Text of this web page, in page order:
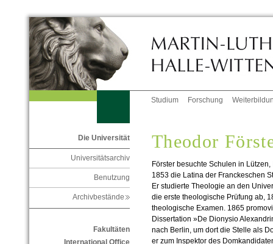
Studium Forschung
Die Universität
Universitätsarchiv
Benutzung
Archivbestände
Fakultäten
Theodor
Förster besuchte Schulen in
1853 die Latina der Franckeschen
Er studierte Theologie an den
die erste theologische Prüfung ab,
theologische Examen. 1865
Dissertation »De Dionysio
nach Berlin, um dort die Stelle als
er zum Inspektor des